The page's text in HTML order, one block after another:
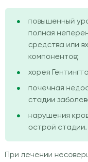
повышенный
полная
средства или
компонентов;
хорея
почечная
стадии
нарушения
острой стадии.
При лечении